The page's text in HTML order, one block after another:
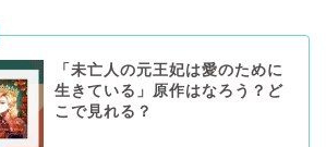
「未亡人の元王妃は愛のために
生きている」原作はなろう？ど
こで見れる？